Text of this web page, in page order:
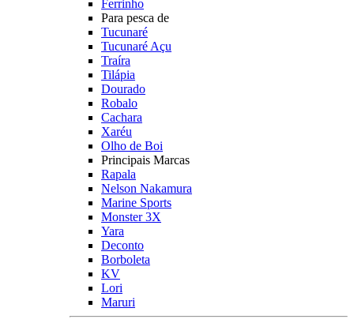
Ferrinho
Para pesca de
Tucunaré
Tucunaré Açu
Traíra
Tilápia
Dourado
Robalo
Cachara
Xaréu
Olho de Boi
Principais Marcas
Rapala
Nelson Nakamura
Marine Sports
Monster 3X
Yara
Deconto
Borboleta
KV
Lori
Maruri